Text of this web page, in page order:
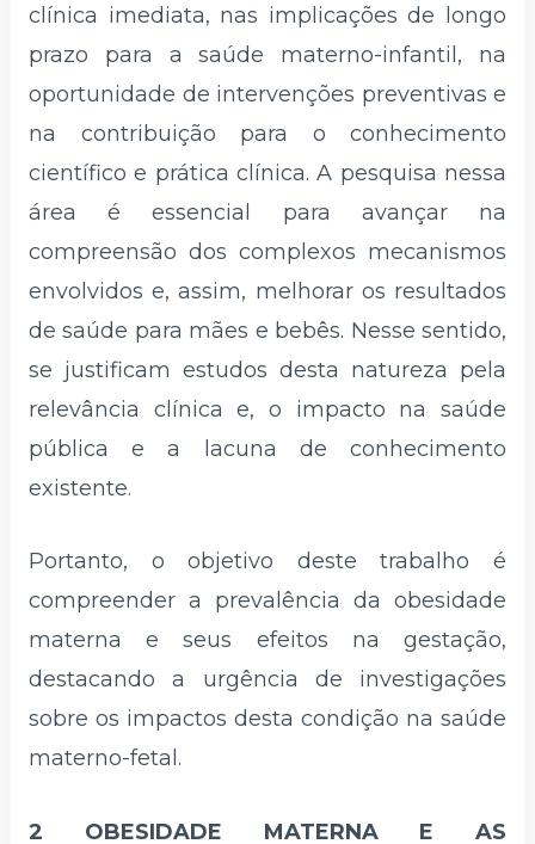
clínica imediata, nas implicações de longo
prazo para a saúde materno-infantil, na
oportunidade de intervenções preventivas e
na contribuição para o conhecimento
científico e prática clínica. A pesquisa nessa
área é essencial para avançar na
compreensão dos complexos mecanismos
envolvidos e, assim, melhorar os resultados
de saúde para mães e bebês. Nesse sentido,
se justificam estudos desta natureza pela
relevância clínica e, o impacto na saúde
pública e a lacuna de conhecimento
existente.
Portanto, o objetivo deste trabalho é
compreender a prevalência da obesidade
materna e seus efeitos na gestação,
destacando a urgência de investigações
sobre os impactos desta condição na saúde
materno-fetal.
2 OBESIDADE MATERNA E AS